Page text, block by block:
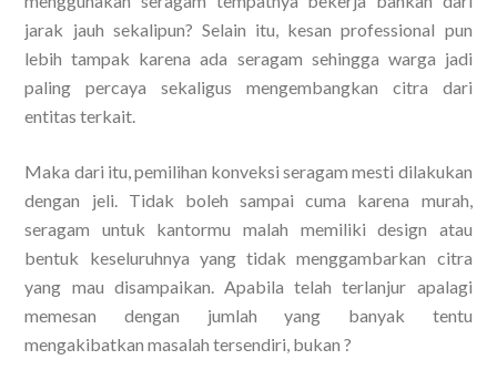
jarak jauh sekalipun? Selain itu, kesan professional pun
lebih tampak karena ada seragam sehingga warga jadi
paling percaya sekaligus mengembangkan citra dari
entitas terkait.
Maka dari itu, pemilihan konveksi seragam mesti dilakukan
dengan jeli. Tidak boleh sampai cuma karena murah,
seragam untuk kantormu malah memiliki design atau
bentuk keseluruhnya yang tidak menggambarkan citra
yang mau disampaikan. Apabila telah terlanjur apalagi
memesan dengan jumlah yang banyak tentu
mengakibatkan masalah tersendiri, bukan ?